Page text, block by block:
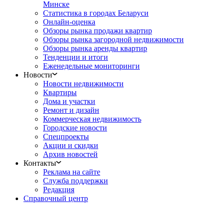
Минске
Статистика в городах Беларуси
Онлайн-оценка
Обзоры рынка продажи квартир
Обзоры рынка загородной недвижимости
Обзоры рынка аренды квартир
Тенденции и итоги
Еженедельные мониторинги
Новости
Новости недвижимости
Квартиры
Дома и участки
Ремонт и дизайн
Коммерческая недвижимость
Городские новости
Спецпроекты
Акции и скидки
Архив новостей
Контакты
Реклама на сайте
Служба поддержки
Редакция
Справочный центр